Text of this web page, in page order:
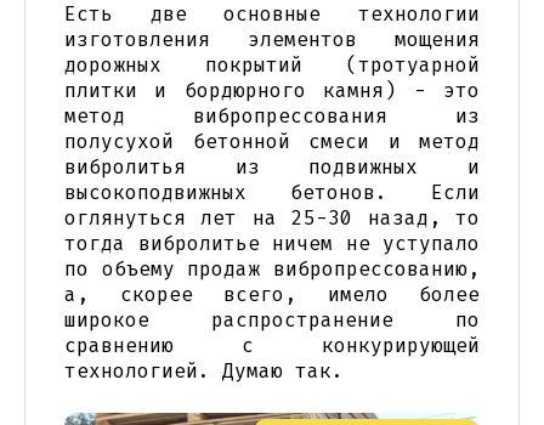
Есть две основные технологии
изготовления элементов мощения
дорожных покрытий (тротуарной
плитки и бордюрного камня) - это
метод вибропрессования из
полусухой бетонной смеси и метод
вибролитья из подвижных и
высокоподвижных бетонов. Если
оглянуться лет на 25-30 назад, то
тогда вибролитье ничем не уступало
по объему продаж вибропрессованию,
а, скорее всего, имело более
широкое распространение по
сравнению с конкурирующей
технологией. Думаю так.